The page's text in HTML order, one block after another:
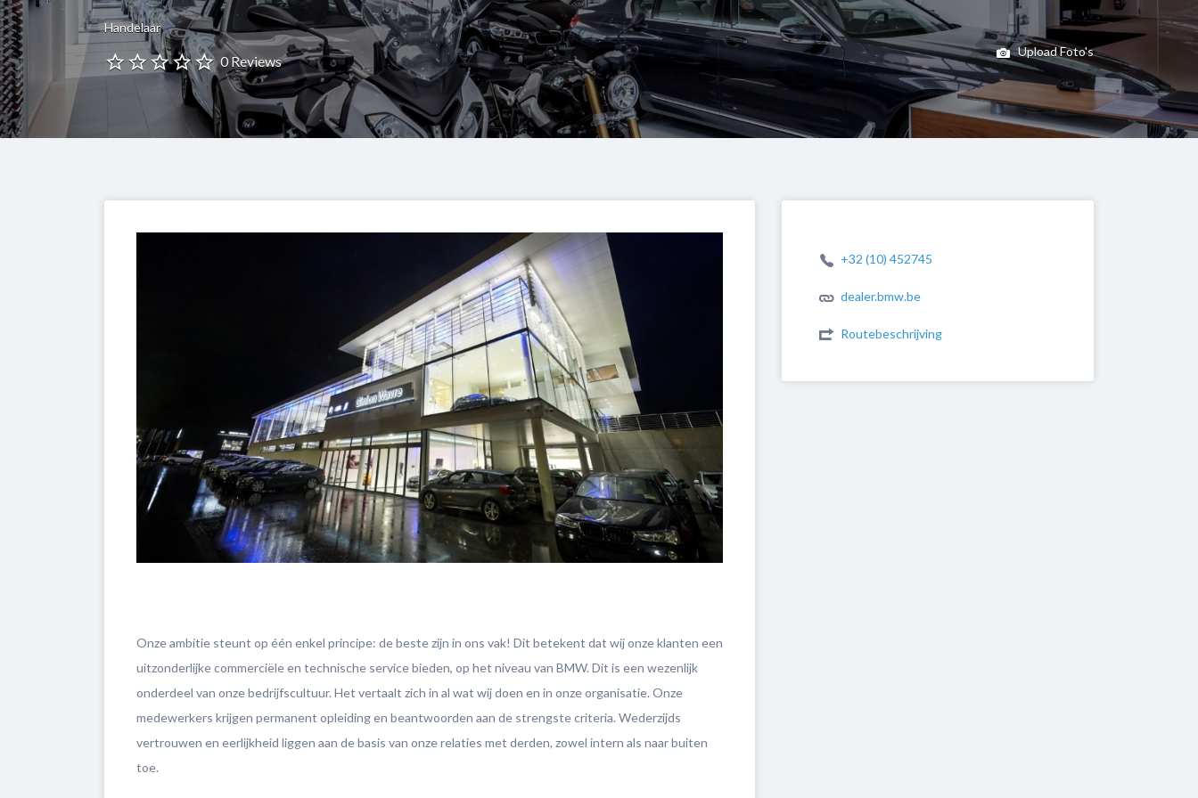
Handelaar
0 Reviews
Upload Foto's
Onze ambitie steunt op één enkel principe: de beste zijn in ons vak! Dit betekent dat wij onze klanten een
uitzonderlijke commerciële en technische service bieden, op het niveau van BMW. Dit is een wezenlijk
onderdeel van onze bedrijfscultuur. Het vertaalt zich in al wat wij doen en in onze organisatie. Onze
medewerkers krijgen permanent opleiding en beantwoorden aan de strengste criteria. Wederzijds
vertrouwen en eerlijkheid liggen aan de basis van onze relaties met derden, zowel intern als naar buiten
toe.
+32 (10) 452745
dealer.bmw.be
Routebeschrijving